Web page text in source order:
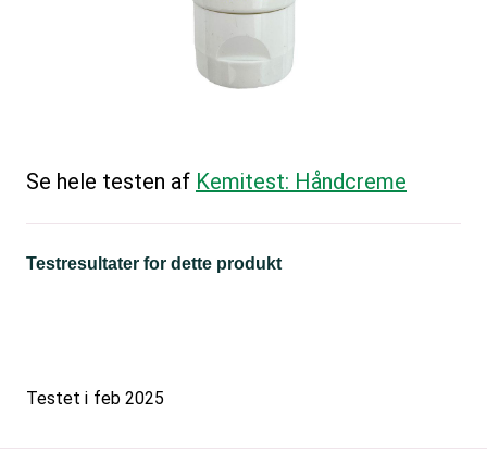
Se hele testen af Kemitest: Håndcreme
Testresultater for dette produkt
Testet i feb 2025